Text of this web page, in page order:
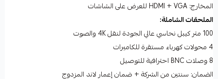
المخارج: HDMI + VGA للعرض على الشاشات
الملحقات الشاملة:
100 متر كيبل نحاسي عالي الجودة لنقل 4K والصوت
4 محولات كهرباء مستقرة للكاميرات
8 وصلات BNC احترافية للتوصيل
الضمان: سنتين من الشركة + ضمان إعمار لاند المزدوج